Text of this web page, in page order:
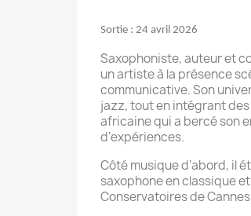
Sortie : 24 avril 2026
Saxophoniste, auteur et
un artiste à la présence
communicative. Son
jazz, tout en intégrant
africaine qui a bercé son
d’expériences.
Côté musique d’abord, il
saxophone en classique
Conservatoires de